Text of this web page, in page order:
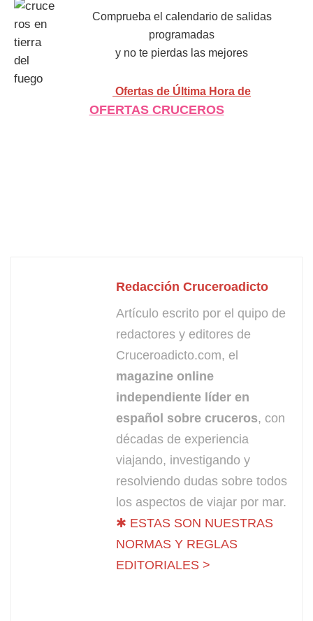
Comprueba el calendario de salidas
programadas
y no te pierdas las mejores
Ofertas de Última Hora de
OFERTAS CRUCEROS
Redacción Cruceroadicto
Artículo escrito por el quipo de
redactores y editores de
Cruceroadicto.com, el
magazine online
independiente líder en
español sobre cruceros, con
décadas de experiencia
viajando, investigando y
resolviendo dudas sobre todos
los aspectos de viajar por mar.
✱ ESTAS SON NUESTRAS
NORMAS Y REGLAS
EDITORIALES >